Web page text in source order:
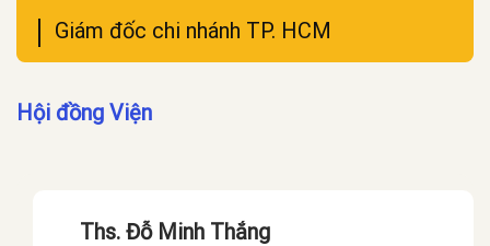
Giám đốc chi nhánh TP. HCM
Hội đồng Viện
Ths. Đỗ Minh Thắng